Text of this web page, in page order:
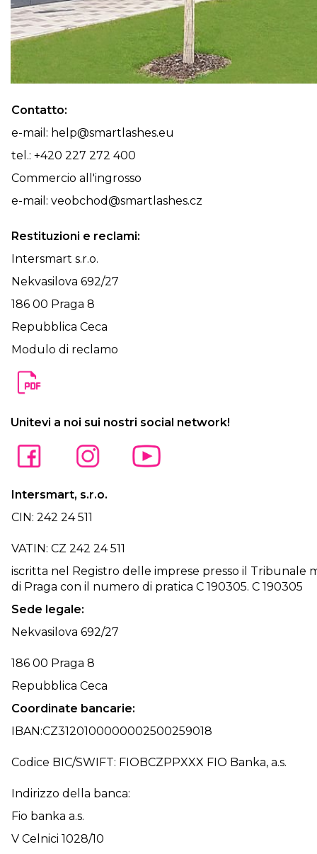
Contatto:
e-mail: help@smartlashes.eu
tel.: +420 227 272 400
Commercio all'ingrosso
e-mail: veobchod@smartlashes.cz
Restituzioni e reclami:
Intersmart s.r.o.
Nekvasilova 692/27
186 00 Praga 8
Repubblica Ceca
Modulo di reclamo
Unitevi a noi sui nostri social network!
Intersmart, s.r.o.
CIN: 242 24 511
VATIN: CZ 242 24 511
iscritta nel Registro delle imprese presso il Tribunale
di Praga con il numero di pratica C 190305. C 190305
Sede legale:
Nekvasilova 692/27
186 00 Praga 8
Repubblica Ceca
Coordinate bancarie:
IBAN:CZ3120100000002500259018
Codice BIC/SWIFT: FIOBCZPPXXX FIO Banka, a.s.
Indirizzo della banca:
Fio banka a.s.
V Celnici 1028/10